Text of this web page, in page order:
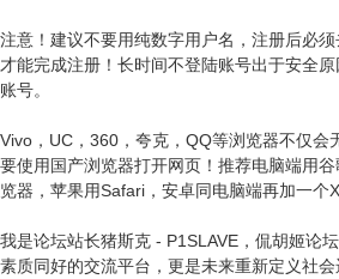
注意！建议不要用纯数字用户名，注册后必
才能完成注册！长时间不登陆账号出于安全
账号。
Vivo，UC，360，夸克，QQ等浏览器不仅会
要使用国产浏览器打开网页！推荐电脑端用
览器，苹果用Safari，安卓同电脑端再加一个X
我是论坛站长猪斯克 - P1SLAVE，侃胡姬论
素质同好的交流平台，更是未来重新定义社